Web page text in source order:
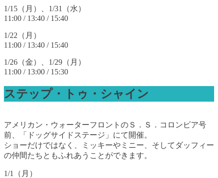
1/15（月）、1/31（水）
11:00 / 13:40 / 15:40
1/22（月）
11:00 / 13:40 / 15:40
1/26（金）、1/29（月）
11:00 / 13:00 / 15:30
ステップ・トゥ・シャイン
アメリカン・ウォーターフロントのＳ．Ｓ．コロンビア号
前、「ドッグサイドステージ」にて開催。
ショーだけではなく、ミッキーやミニー、そしてダッフィー
の仲間たちともふれあうことができます。
1/1（月）